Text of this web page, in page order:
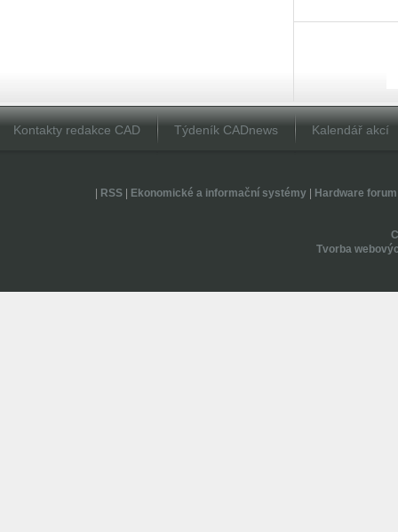
Kontakty redakce CAD Týdeník CADnews Kalendář akcí
RSS| Ekonomické a informační systémy| Hardware forum
Tvorba